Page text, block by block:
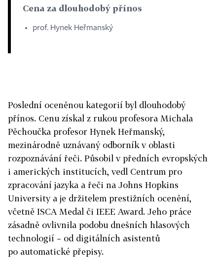
Cena za dlouhodobý přínos
prof. Hynek Heřmanský
Poslední oceněnou kategorií byl dlouhodobý
přínos. Cenu získal z rukou profesora Michala
Pěchoučka profesor Hynek Heřmanský,
mezinárodně uznávaný odborník v oblasti
rozpoznávání řeči. Působil v předních evropských
i amerických institucích, vedl Centrum pro
zpracování jazyka a řeči na Johns Hopkins
University a je držitelem prestižních ocenění,
včetně ISCA Medal či IEEE Award. Jeho práce
zásadně ovlivnila podobu dnešních hlasových
technologií – od digitálních asistentů
po automatické přepisy.